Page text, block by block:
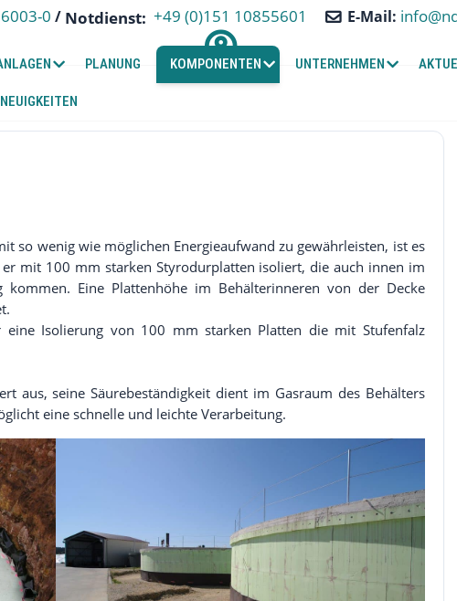
0 / Notdienst: +49 (0)151 10855601 E-Mail:
PLANUNG KOMPONENTEN UNTERNEHMEN
so wenig wie möglichen Energieaufwand zu gewährleisten, ist es
mit 100 mm starken Styrodurplatten isoliert, die auch innen im
Eine Plattenhöhe im Behälterinneren von der Decke
eine Isolierung von 100 mm starken Platten die mit Stufenfalz
aus, seine Säurebeständigkeit dient im Gasraum des Behälters
eine schnelle und leichte Verarbeitung.